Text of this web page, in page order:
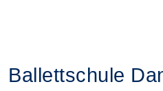
Ballettschule